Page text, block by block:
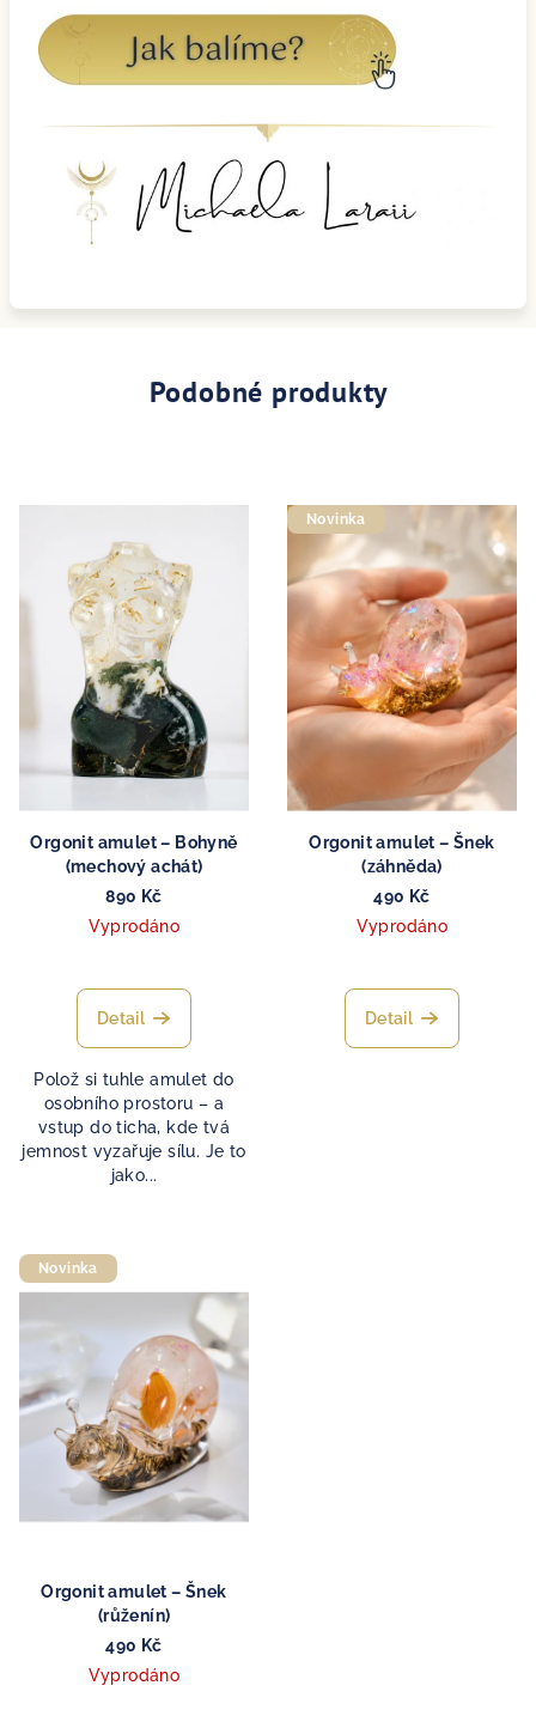
Podobné produkty
Orgonit amulet – Bohyně
(mechový achát)
890 Kč
Vyprodáno
Detail
Polož si tuhle amulet do
osobního prostoru – a
vstup do ticha, kde tvá
jemnost vyzařuje sílu. Je to
jako...
Novinka
Orgonit amulet – Šnek
(záhněda)
490 Kč
Vyprodáno
Detail
Novinka
Orgonit amulet – Šnek
(růženín)
490 Kč
Vyprodáno